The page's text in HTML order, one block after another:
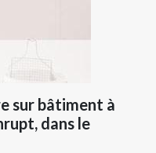
sur bâtiment à
dans le